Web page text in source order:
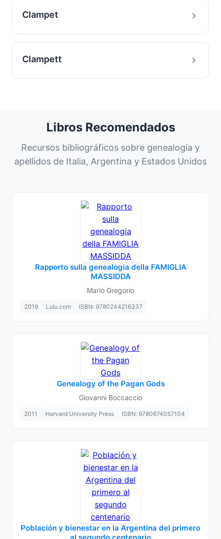
Clampet
Clampett
Libros Recomendados
Recursos bibliográficos sobre genealogía y
apellidos de Italia, Argentina y Estados Unidos
Rapporto sulla genealogia della FAMIGLIA
MASSIDDA
Mario Gregorio
2019 Lulu.com ISBN: 9780244216337
Genealogy of the Pagan Gods
Giovanni Boccaccio
2011 Harvard University Press ISBN: 9780674057104
Población y bienestar en la Argentina del primero